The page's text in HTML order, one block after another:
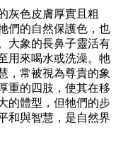
灰色皮膚厚實且粗
們的自然保護色，也
大象的長鼻子靈活有
用來喝水或洗澡。牠
，常被視為尊貴的象
重的四肢，使其在移
的體型，但牠們的步
和與智慧，是自然界